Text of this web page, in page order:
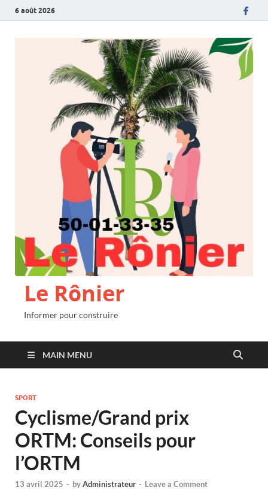
6 août 2026
Le Rônier
Informer pour construire
MAIN MENU
SPORT
Cyclisme/Grand prix
ORTM: Conseils pour
l’ORTM
13 avril 2025 - byAdministrateur - Leave a Comment